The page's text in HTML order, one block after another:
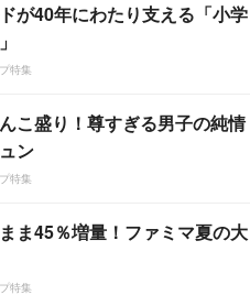
が40年にわたり支える「小学
特集
こ盛り！尊すぎる男子の純情
ン
特集
ま45％増量！ファミマ夏の大
特集